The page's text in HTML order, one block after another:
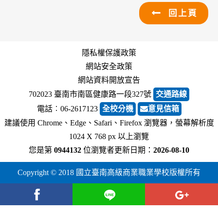
回上頁
隱私權保護政策
網站安全政策
網站資料開放宣告
702023 臺南市南區健康路一段327號 交通路線
電話︰06-2617123 全校分機
意見信箱
建議使用 Chrome、Edge、Safari、Firefox 瀏覽器，螢幕解析度
1024 X 768 px 以上瀏覽
您是第 0944132 位瀏覽者更新日期： 2026-08-10
Copyright © 2018 國立臺南高級商業職業學校版權所有